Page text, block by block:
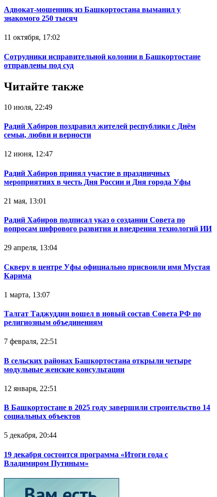
Адвокат-мошенник из Башкортостана выманил у
знакомого 250 тысяч
11 октября, 17:02
Сотрудники исправительной колонии в Башкортостане
отправлены под суд
Читайте также
10 июля, 22:49
Радий Хабиров поздравил жителей республики с Днём
семьи, любви и верности
12 июня, 12:47
Радий Хабиров принял участие в праздничных
мероприятиях в честь Дня России и Дня города Уфы
21 мая, 13:01
Радий Хабиров подписал указ о создании Совета по
вопросам цифрового развития и внедрения технологий ИИ
29 апреля, 13:04
Скверу в центре Уфы официально присвоили имя Мустая
Карима
1 марта, 13:07
Талгат Таджуддин вошел в новый состав Совета РФ по
религиозным объединениям
7 февраля, 22:51
В сельских районах Башкортостана открыли четыре
модульные женские консультации
12 января, 22:51
В Башкортостане в 2025 году завершили строительство 14
социальных объектов
5 декабря, 20:44
19 декабря состоится программа «Итоги года с
Владимиром Путиным»